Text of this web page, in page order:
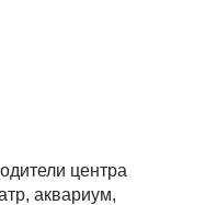
центра
аквариум,